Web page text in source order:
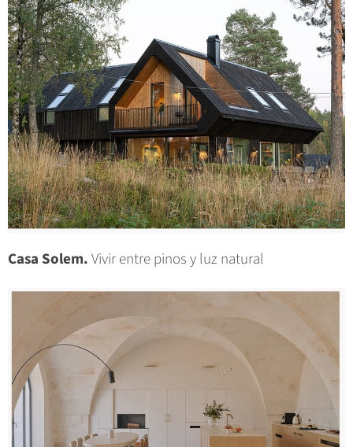
Casa Solem.Vivir entre pinos y luz natural